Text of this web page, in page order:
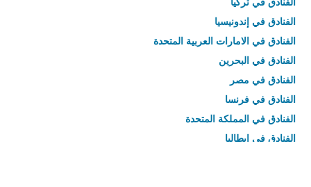
الفنادق في إندونيسيا
الفنادق في الامارات العربية المتحدة
الفنادق في البحرين
الفنادق في مصر
الفنادق في فرنسا
الفنادق في المملكة المتحدة
الفنادق في إيطاليا